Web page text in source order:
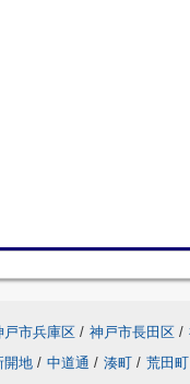
戸市兵庫区 / 神戸市長田区 /
開地 / 中道通 / 湊町 / 荒田町